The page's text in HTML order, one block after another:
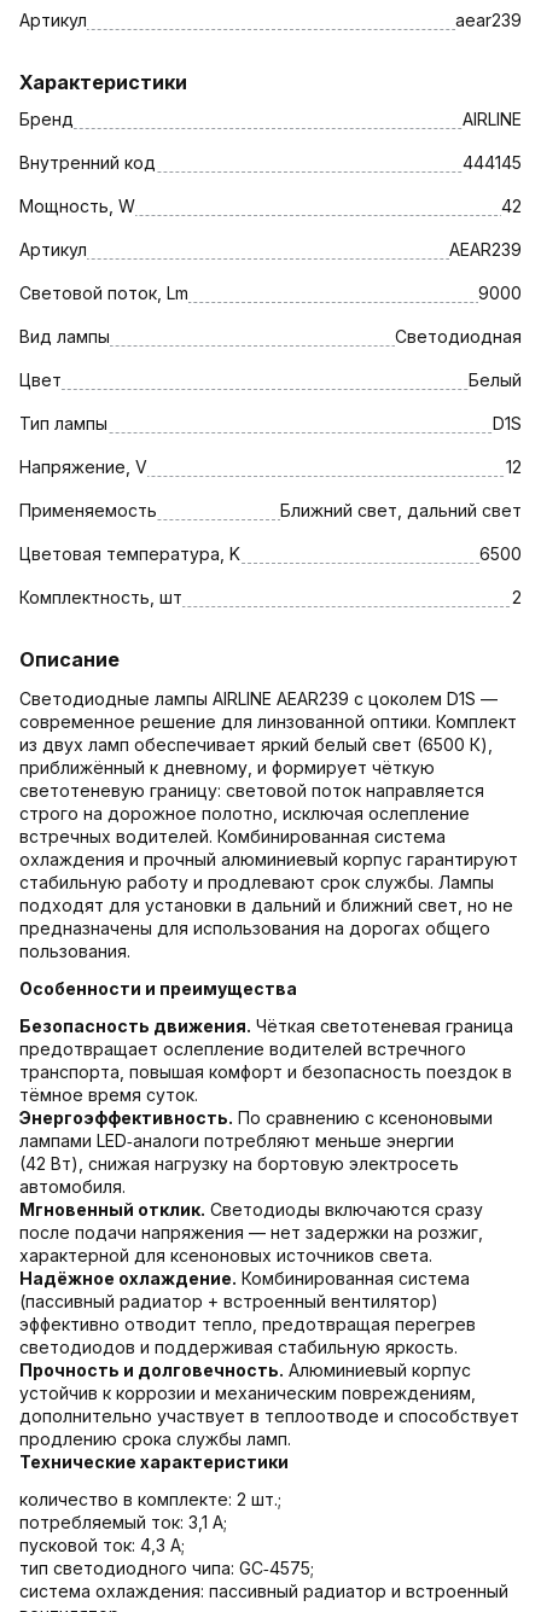
Артикул aear239
Характеристики
Бренд AIRLINE
Внутренний код 444145
Мощность, W 42
Артикул AEAR239
Световой поток, Lm 9000
Вид лампы Светодиодная
Цвет Белый
Тип лампы D1S
Напряжение, V 12
Применяемость Ближний свет, дальний свет
Цветовая температура, K 6500
Комплектность, шт 2
Описание
Светодиодные лампы AIRLINE AEAR239 с цоколем D1S —
современное решение для линзованной оптики. Комплект
из двух ламп обеспечивает яркий белый свет (6500 К),
приближённый к дневному, и формирует чёткую
светотеневую границу: световой поток направляется
строго на дорожное полотно, исключая ослепление
встречных водителей. Комбинированная система
охлаждения и прочный алюминиевый корпус гарантируют
стабильную работу и продлевают срок службы. Лампы
подходят для установки в дальний и ближний свет, но не
предназначены для использования на дорогах общего
пользования.
Особенности и преимущества
Безопасность движения. Чёткая светотеневая граница
предотвращает ослепление водителей встречного
транспорта, повышая комфорт и безопасность поездок в
тёмное время суток.
Энергоэффективность. По сравнению с ксеноновыми
лампами LED‑аналоги потребляют меньше энергии
(42 Вт), снижая нагрузку на бортовую электросеть
автомобиля.
Мгновенный отклик. Светодиоды включаются сразу
после подачи напряжения — нет задержки на розжиг,
характерной для ксеноновых источников света.
Надёжное охлаждение. Комбинированная система
(пассивный радиатор + встроенный вентилятор)
эффективно отводит тепло, предотвращая перегрев
светодиодов и поддерживая стабильную яркость.
Прочность и долговечность. Алюминиевый корпус
устойчив к коррозии и механическим повреждениям,
дополнительно участвует в теплоотводе и способствует
продлению срока службы ламп.
Технические характеристики
количество в комплекте: 2 шт.;
потребляемый ток: 3,1 А;
пусковой ток: 4,3 А;
тип светодиодного чипа: GC‑4575;
система охлаждения: пассивный радиатор и встроенный